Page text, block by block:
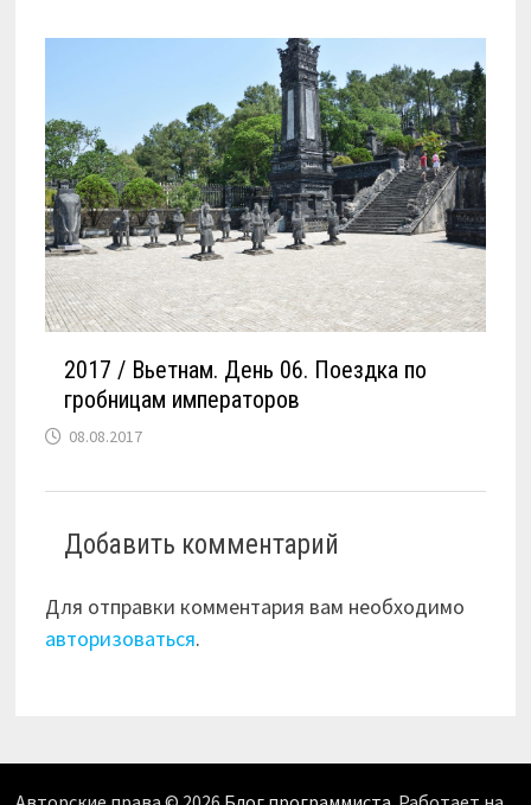
2017 / Вьетнам. День 06. Поездка по
гробницам императоров
08.08.2017
Добавить комментарий
Для отправки комментария вам необходимо
авторизоваться.